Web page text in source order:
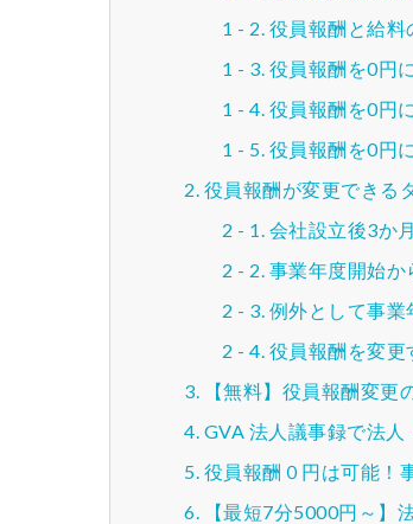
役員報酬と給料
役員報酬を0円
役員報酬を0円
役員報酬を0円
役員報酬が変更できる
会社設立後3か
事業年度開始か
例外として事業
役員報酬を変更
【無料】役員報酬変
GVA 法人議事録で法人
役員報酬０円は可能！
【最短7分5000円～】